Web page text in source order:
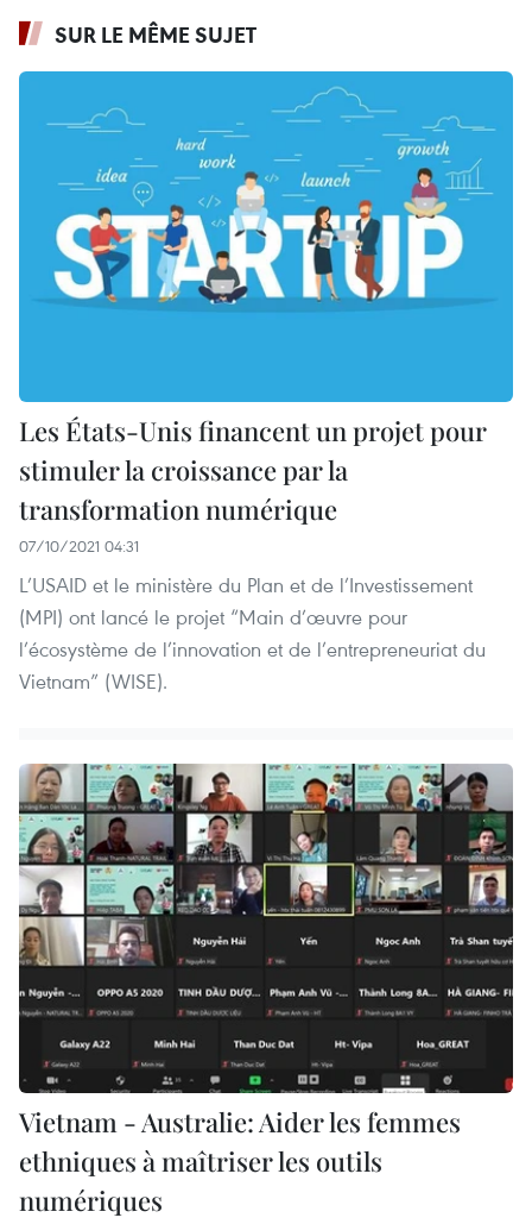
SUR LE MÊME SUJET
Les États-Unis financent un projet pour
stimuler la croissance par la
transformation numérique
07/10/2021 04:31
L’USAID et le ministère du Plan et de l’Investissement
(MPI) ont lancé le projet “Main d’œuvre pour
l’écosystème de l’innovation et de l’entrepreneuriat du
Vietnam” (WISE).
Vietnam - Australie: Aider les femmes
ethniques à maîtriser les outils
numériques